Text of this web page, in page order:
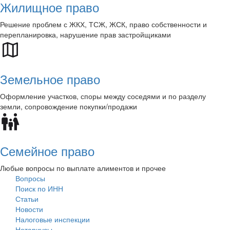
Жилищное право
Решение проблем с ЖКХ, ТСЖ, ЖСК, право собственности и
перепланировка, нарушение прав застройщиками
Земельное право
Оформление участков, споры между соседями и по разделу
земли, сопровождение покупки/продажи
Семейное право
Любые вопросы по выплате алиментов и прочее
Вопросы
Поиск по ИНН
Статьи
Новости
Налоговые инспекции